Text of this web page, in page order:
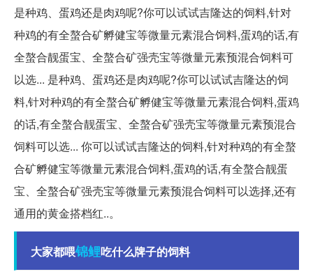
是种鸡、蛋鸡还是肉鸡呢?你可以试试吉隆达的饲料,针对
种鸡的有全螯合矿孵健宝等微量元素混合饲料,蛋鸡的话,有
全螯合靓蛋宝、全螯合矿强壳宝等微量元素预混合饲料可
以选... 是种鸡、蛋鸡还是肉鸡呢?你可以试试吉隆达的饲
料,针对种鸡的有全螯合矿孵健宝等微量元素混合饲料,蛋鸡
的话,有全螯合靓蛋宝、全螯合矿强壳宝等微量元素预混合
饲料可以选... 你可以试试吉隆达的饲料,针对种鸡的有全螯
合矿孵健宝等微量元素混合饲料,蛋鸡的话,有全螯合靓蛋
宝、全螯合矿强壳宝等微量元素预混合饲料可以选择,还有
通用的黄金搭档红..。
大家都喂锦鲤吃什么牌子的饲料